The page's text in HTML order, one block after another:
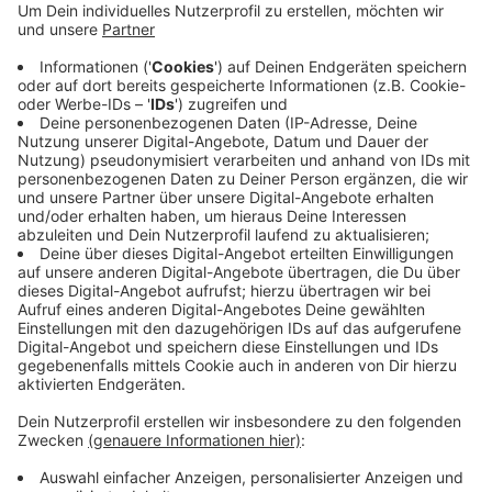
Allerdings kommt es in Folge der Störung immer noch
zu massiven Verspätungen und Teilausfällen in beide
Fahrtrichtungen. Auch bei der S6. Die Deutsche Bahn
rät Pendlern ihre Verbindung kurz vor der Abfahrt
unbedingt zu prüfen.
Anzeige
Anzeige